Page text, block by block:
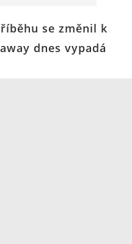
se změnil k
dnes vypadá